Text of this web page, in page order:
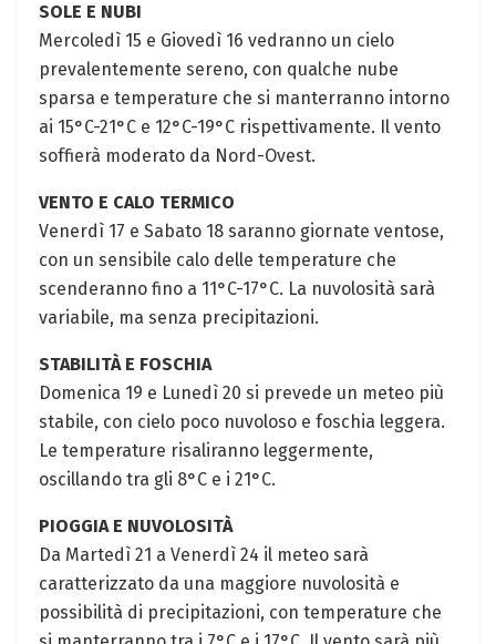
SOLE E NUBI
Mercoledì 15 e Giovedì 16 vedranno​ un⁣ cielo
‍prevalentemente sereno, con qualche nube
sparsa e temperature che si manterranno intorno
ai 15°C-21°C e 12°C-19°C rispettivamente. Il ‌vento
soffierà‌ moderato da Nord-Ovest.
VENTO E CALO TERMICO
Venerdì 17 e⁣ Sabato 18 saranno giornate ventose,
con un sensibile calo delle‍ temperature che
scenderanno‍ fino ⁤a 11°C-17°C. La ​nuvolosità ⁢sarà
variabile, ma senza‍ precipitazioni.
STABILITÀ E FOSCHIA
Domenica 19 e ⁤Lunedì ⁣20 si prevede un meteo più
⁢stabile, con cielo poco nuvoloso e foschia ⁤leggera.
Le temperature​ risaliranno leggermente,
oscillando tra gli 8°C e i 21°C.
PIOGGIA E NUVOLOSITÀ
Da Martedì 21 a‍ Venerdì 24‌ il meteo sarà
caratterizzato ​da una maggiore nuvolosità e
possibilità di precipitazioni, con temperature che